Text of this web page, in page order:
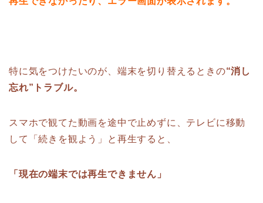
特に気をつけたいのが、端末を切り替えるときの“消し
忘れ”トラブル。
スマホで観てた動画を途中で止めずに、テレビに移動
して「続きを観よう」と再生すると、
「現在の端末では再生できません」